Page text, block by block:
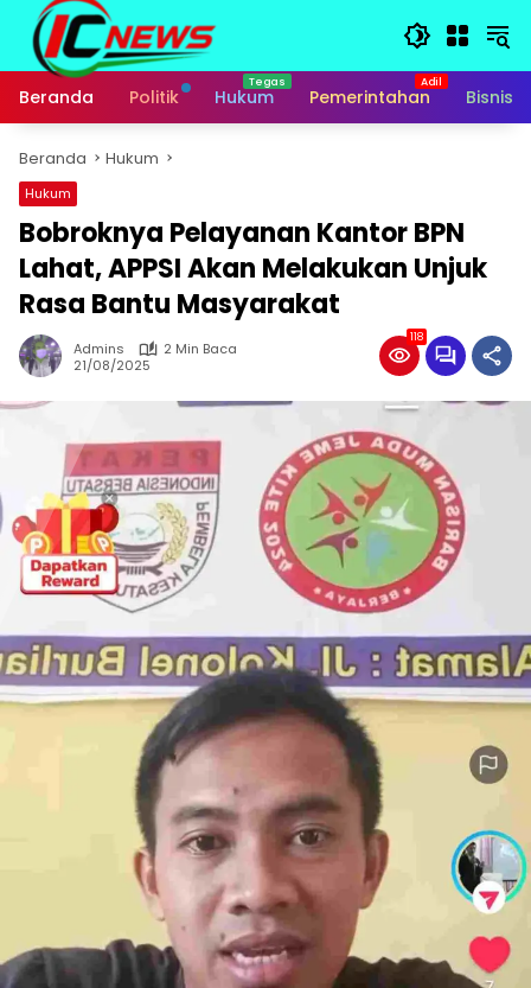
Langsung
konten
Beranda
Politik Hukum Pemerintahan Bisnis
Beranda Hukum
Hukum
Bobroknya Pelayanan Kantor BPN
Lahat, APPSI Akan Melakukan Unjuk
Rasa Bantu Masyarakat
Admins
2 Min Baca
21/08/2025
118